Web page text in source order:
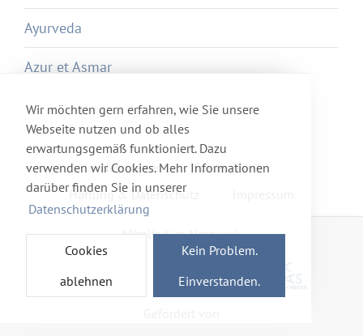
Wir möchten gern erfahren, wie Sie unsere
Webseite nutzen und ob alles
erwartungsgemäß funktioniert. Dazu
verwenden wir Cookies. Mehr Informationen
darüber finden Sie in unserer
Datenschutzerklärung
Cookies
ablehnen
Kein Problem.
Einverstanden.
Ayurveda
Azur et Asmar
Newsletter
Förderverein
Haftung & Datenschutz
Mitglied im Netzwerk